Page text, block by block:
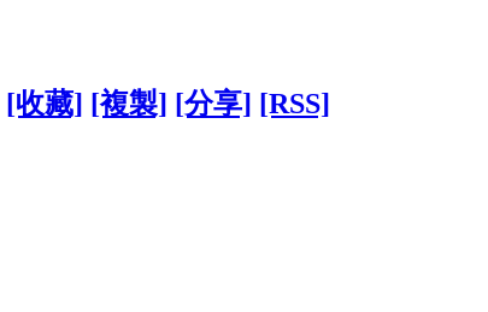
[收藏] [複製] [分享] [RSS]